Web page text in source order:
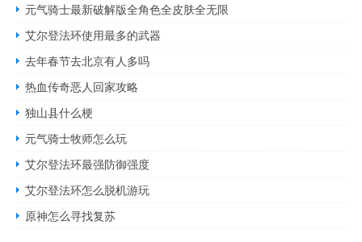
元气骑士最新破解版全角色全皮肤全无限
艾尔登法环使用最多的武器
去年春节去北京有人多吗
热血传奇恶人回家攻略
独山县什么梗
元气骑士牧师怎么玩
艾尔登法环最强防御强度
艾尔登法环怎么脱机游玩
原神怎么寻找复苏